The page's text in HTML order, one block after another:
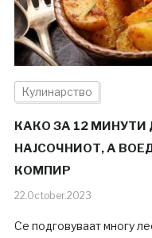
Кулинарство
КАКО ЗА 12 МИНУТИ
НАЈСОЧНИОТ, А
КОМПИР
22.October.2023
Се подговуваат многу